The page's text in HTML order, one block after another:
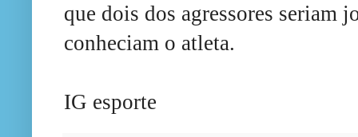
que dois dos agressores seriam
conheciam o atleta.
IG esporte